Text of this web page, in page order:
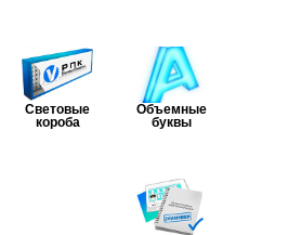
Световые
короба
Объемные
буквы